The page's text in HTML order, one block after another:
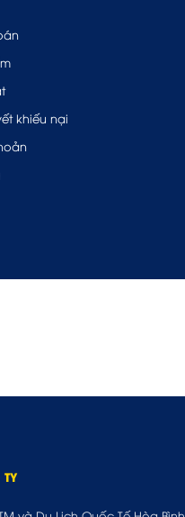
khiếu nại